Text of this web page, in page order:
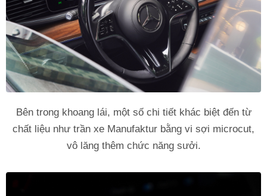
Bên trong khoang lái, một số chi tiết khác biệt đến từ
chất liệu như trần xe Manufaktur bằng vi sợi microcut,
vô lăng thêm chức năng sưởi.